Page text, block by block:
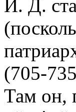
И. Д.
(705-
Там он,